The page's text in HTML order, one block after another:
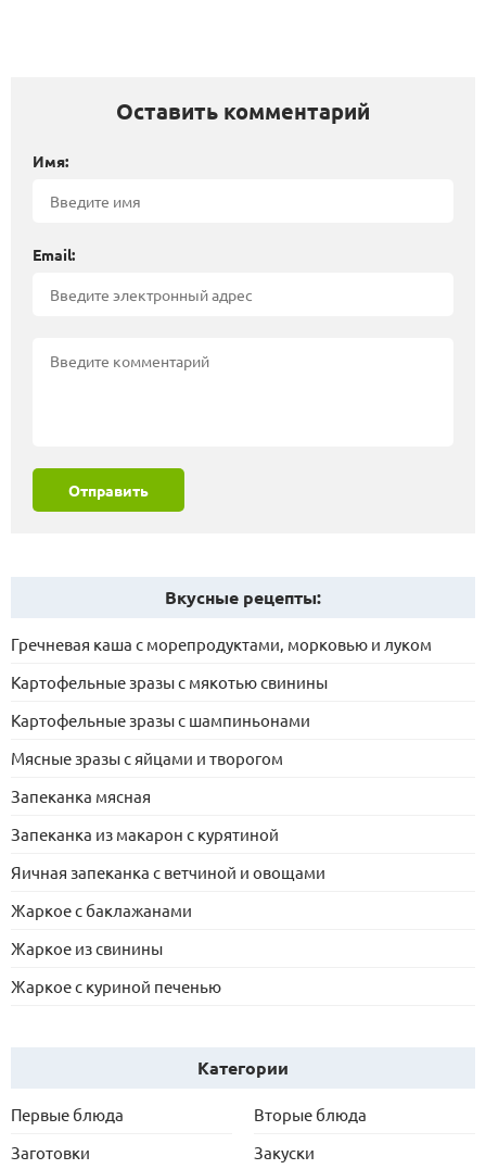
Оставить комментарий
Имя:
Email:
Отправить
Вкусные рецепты:
Гречневая каша с морепродуктами, морковью и луком
Картофельные зразы с мякотью свинины
Картофельные зразы с шампиньонами
Мясные зразы с яйцами и творогом
Запеканка мясная
Запеканка из макарон с курятиной
Яичная запеканка с ветчиной и овощами
Жаркое с баклажанами
Жаркое из свинины
Жаркое с куриной печенью
Категории
Первые блюда
Вторые блюда
Заготовки
Закуски